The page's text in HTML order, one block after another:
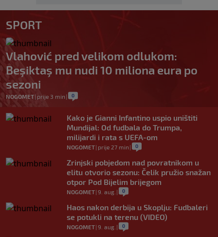
SPORT
Vlahović pred velikom odlukom:
Beşiktaş mu nudi 10 miliona eura po
sezoni
NOGOMET| prije 3 min | 0
Kako je Gianni Infantino uspio uništiti
Mundijal: Od fudbala do Trumpa,
milijardi i rata s UEFA-om
NOGOMET| prije 27 min | 0
Zrinjski pobjedom nad povratnikom u
elitu otvorio sezonu: Čelik pružio snažan
otpor Pod Bijelim brijegom
NOGOMET| 9. aug. | 0
Haos nakon derbija u Skoplju: Fudbaleri
se potukli na terenu (VIDEO)
NOGOMET| 9. aug. | 0